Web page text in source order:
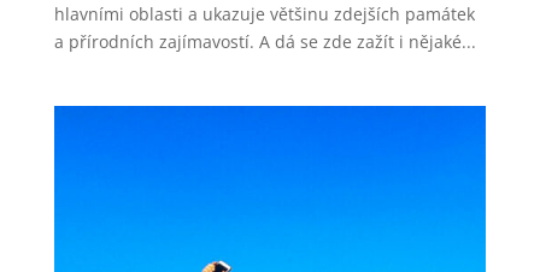
hlavními oblasti a ukazuje většinu zdejších památek
a přírodních zajímavostí. A dá se zde zažít i nějaké...